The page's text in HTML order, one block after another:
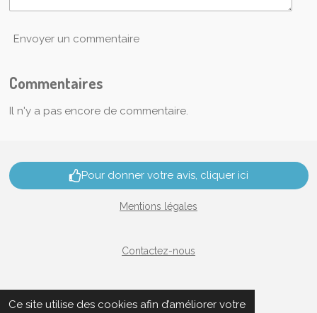
Ce site utilise des cookies afin d’améliorer votre
Envoyer un commentaire
Commentaires
Il n'y a pas encore de commentaire.
Pour donner votre avis, cliquer ici
Mentions légales
Contactez-nous